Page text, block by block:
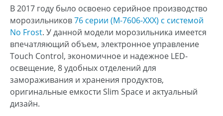
В 2017 году было освоено серийное производство
морозильников76 серии (М-7606-ХХХ) с системой
No Frost. У данной модели морозильника имеется
впечатляющий объем, электронное управление
Touch Control, экономичное и надежное LED-
освещение, 8 удобных отделений для
замораживания и хранения продуктов,
оригинальные емкости Slim Space и актуальный
дизайн.